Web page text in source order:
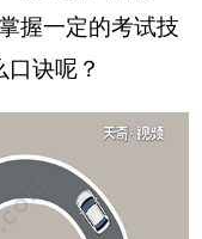
握一定的考试技
诀呢？